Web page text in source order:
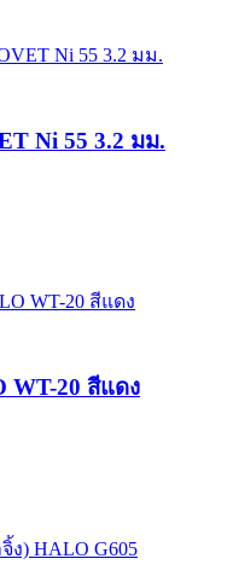
Ni 55 3.2 มม.
WT-20 สีแดง